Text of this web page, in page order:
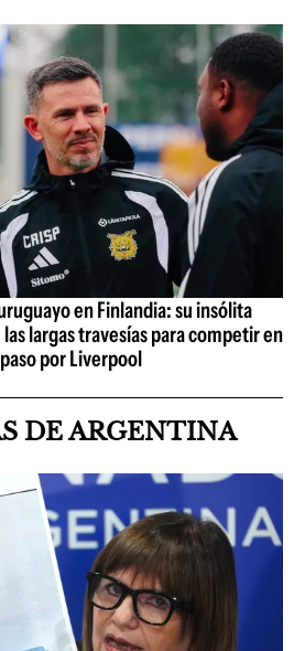
en Finlandia: su insólita
largas travesías para competir en
por Liverpool
DE ARGENTINA